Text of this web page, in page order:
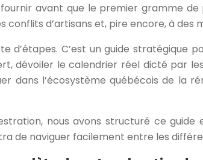
avant que le premier gramme
conflits d’artisans et, pire encore, à
d’étapes. C’est un guide
dévoiler le calendrier réel dicté par
dans l’écosystème québécois de
nous avons structuré ce
de naviguer facilement entre les